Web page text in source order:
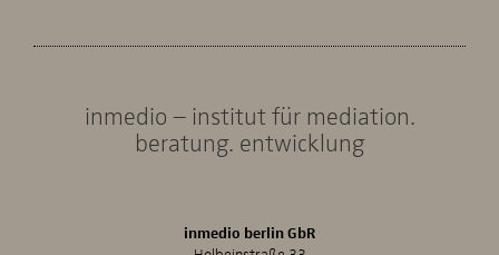
inmedio – institut für mediation.
beratung. entwicklung
inmedio berlin GbR